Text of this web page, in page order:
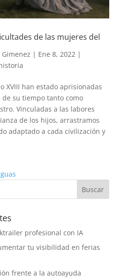
de las mujeres del
| Ene 8, 2022 |
XVIII han estado aprisionadas
su tiempo tanto como
Vinculadas a las labores
de los hijos, arrastramos
adaptado a cada civilización y
profesional con IA
tu visibilidad en ferias
frente a la autoayuda